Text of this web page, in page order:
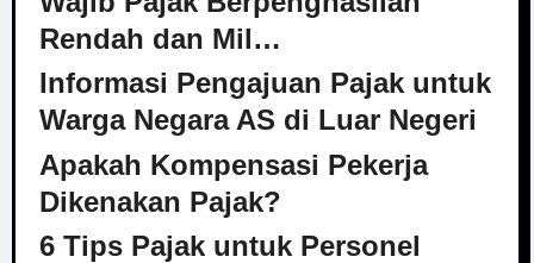
Rendah dan Mil…
Informasi Pengajuan Pajak untuk
Warga Negara AS di Luar Negeri
Apakah Kompensasi Pekerja
Dikenakan Pajak?
6 Tips Pajak untuk Personel